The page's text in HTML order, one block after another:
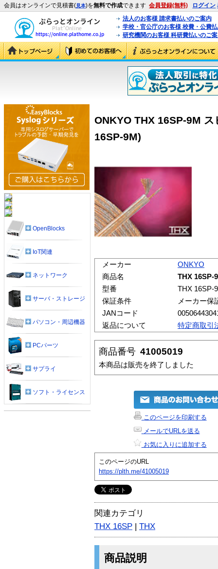
会員はオンラインで見積書(見本)を無料で作成できます 会員登録(無料) ログイン
法人のお客様 請求書払いのご案内
学校・官公庁のお客様 校費・公費
研究機関のお客様 科研費払いのご
ONKYO THX 16SP-9M
16SP-9M)
メーカー
ONKYO
商品名
THX 16SP-
型番
THX 16SP-
保証条件
メーカー保
JANコード
返品について
特定商取引
商品番号 41005019
本商品は販売を終了しました
このページを印刷する
メールでURLを送る
お気に入りに追加する
このページのURL
https://plth.me/41005019
関連カテゴリ
THX 16SP | THX
商品説明
OpenBlocks
IoT関連
ネットワーク
サーバ・ストレージ
パソコン・周辺機器
PCパーツ
サプライ
ソフト・ライセンス